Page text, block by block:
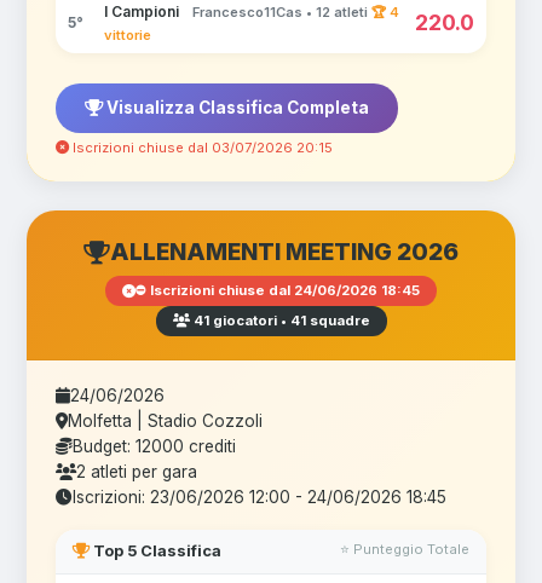
5°
I Campioni Francesco11Cas • 12 atleti🏆 4
vittorie
220.0
Visualizza Classifica Completa
Iscrizioni chiuse dal 03/07/2026 20:15
ALLENAMENTI MEETING 2026
⛔ Iscrizioni chiuse dal 24/06/2026 18:45
41 giocatori • 41 squadre
24/06/2026
Molfetta | Stadio Cozzoli
Budget: 12000 crediti
2 atleti per gara
Iscrizioni: 23/06/2026 12:00 - 24/06/2026 18:45
Top 5 Classifica ⭐ Punteggio Totale